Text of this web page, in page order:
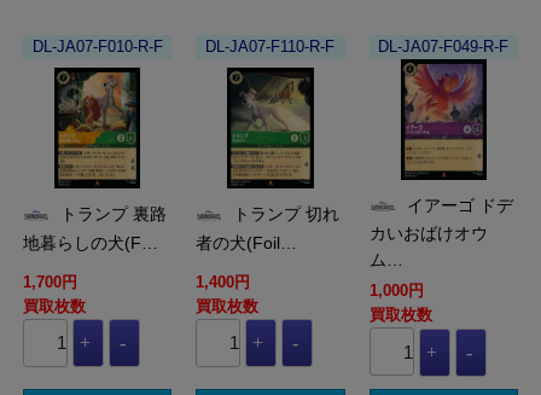
DL-JA07-F010-R-F
地暮らしの犬(F…
1,700円
買取枚数
DL-JA07-F110-R-F
者の犬(Foil…
1,400円
買取枚数
DL-JA07-F049-R-F
カいおばけオウ
ム…
1,000円
買取枚数